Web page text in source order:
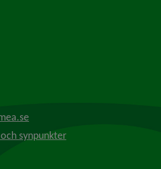
till annan webbplats, öppnas i nytt
synpunkter